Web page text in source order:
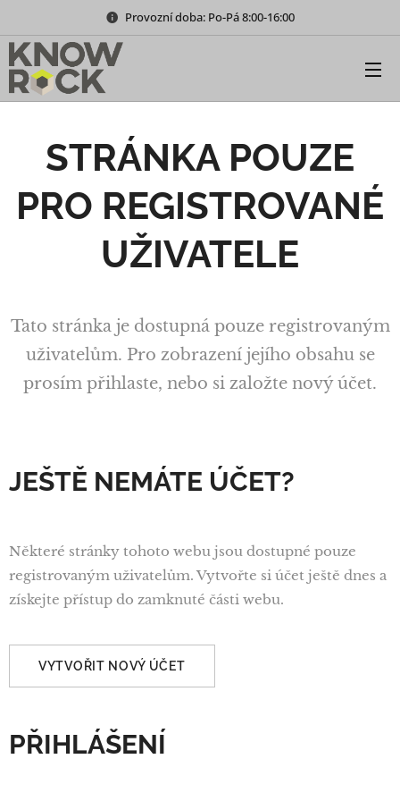
Provozní doba: Po-Pá 8:00-16:00
STRÁNKA POUZE
PRO REGISTROVANÉ
UŽIVATELE
Tato stránka je dostupná pouze registrovaným
uživatelům. Pro zobrazení jejího obsahu se
prosím přihlaste, nebo si založte nový účet.
JEŠTĚ NEMÁTE ÚČET?
Některé stránky tohoto webu jsou dostupné pouze
registrovaným uživatelům. Vytvořte si účet ještě dnes a
získejte přístup do zamknuté části webu.
VYTVOŘIT NOVÝ ÚČET
PŘIHLÁŠENÍ